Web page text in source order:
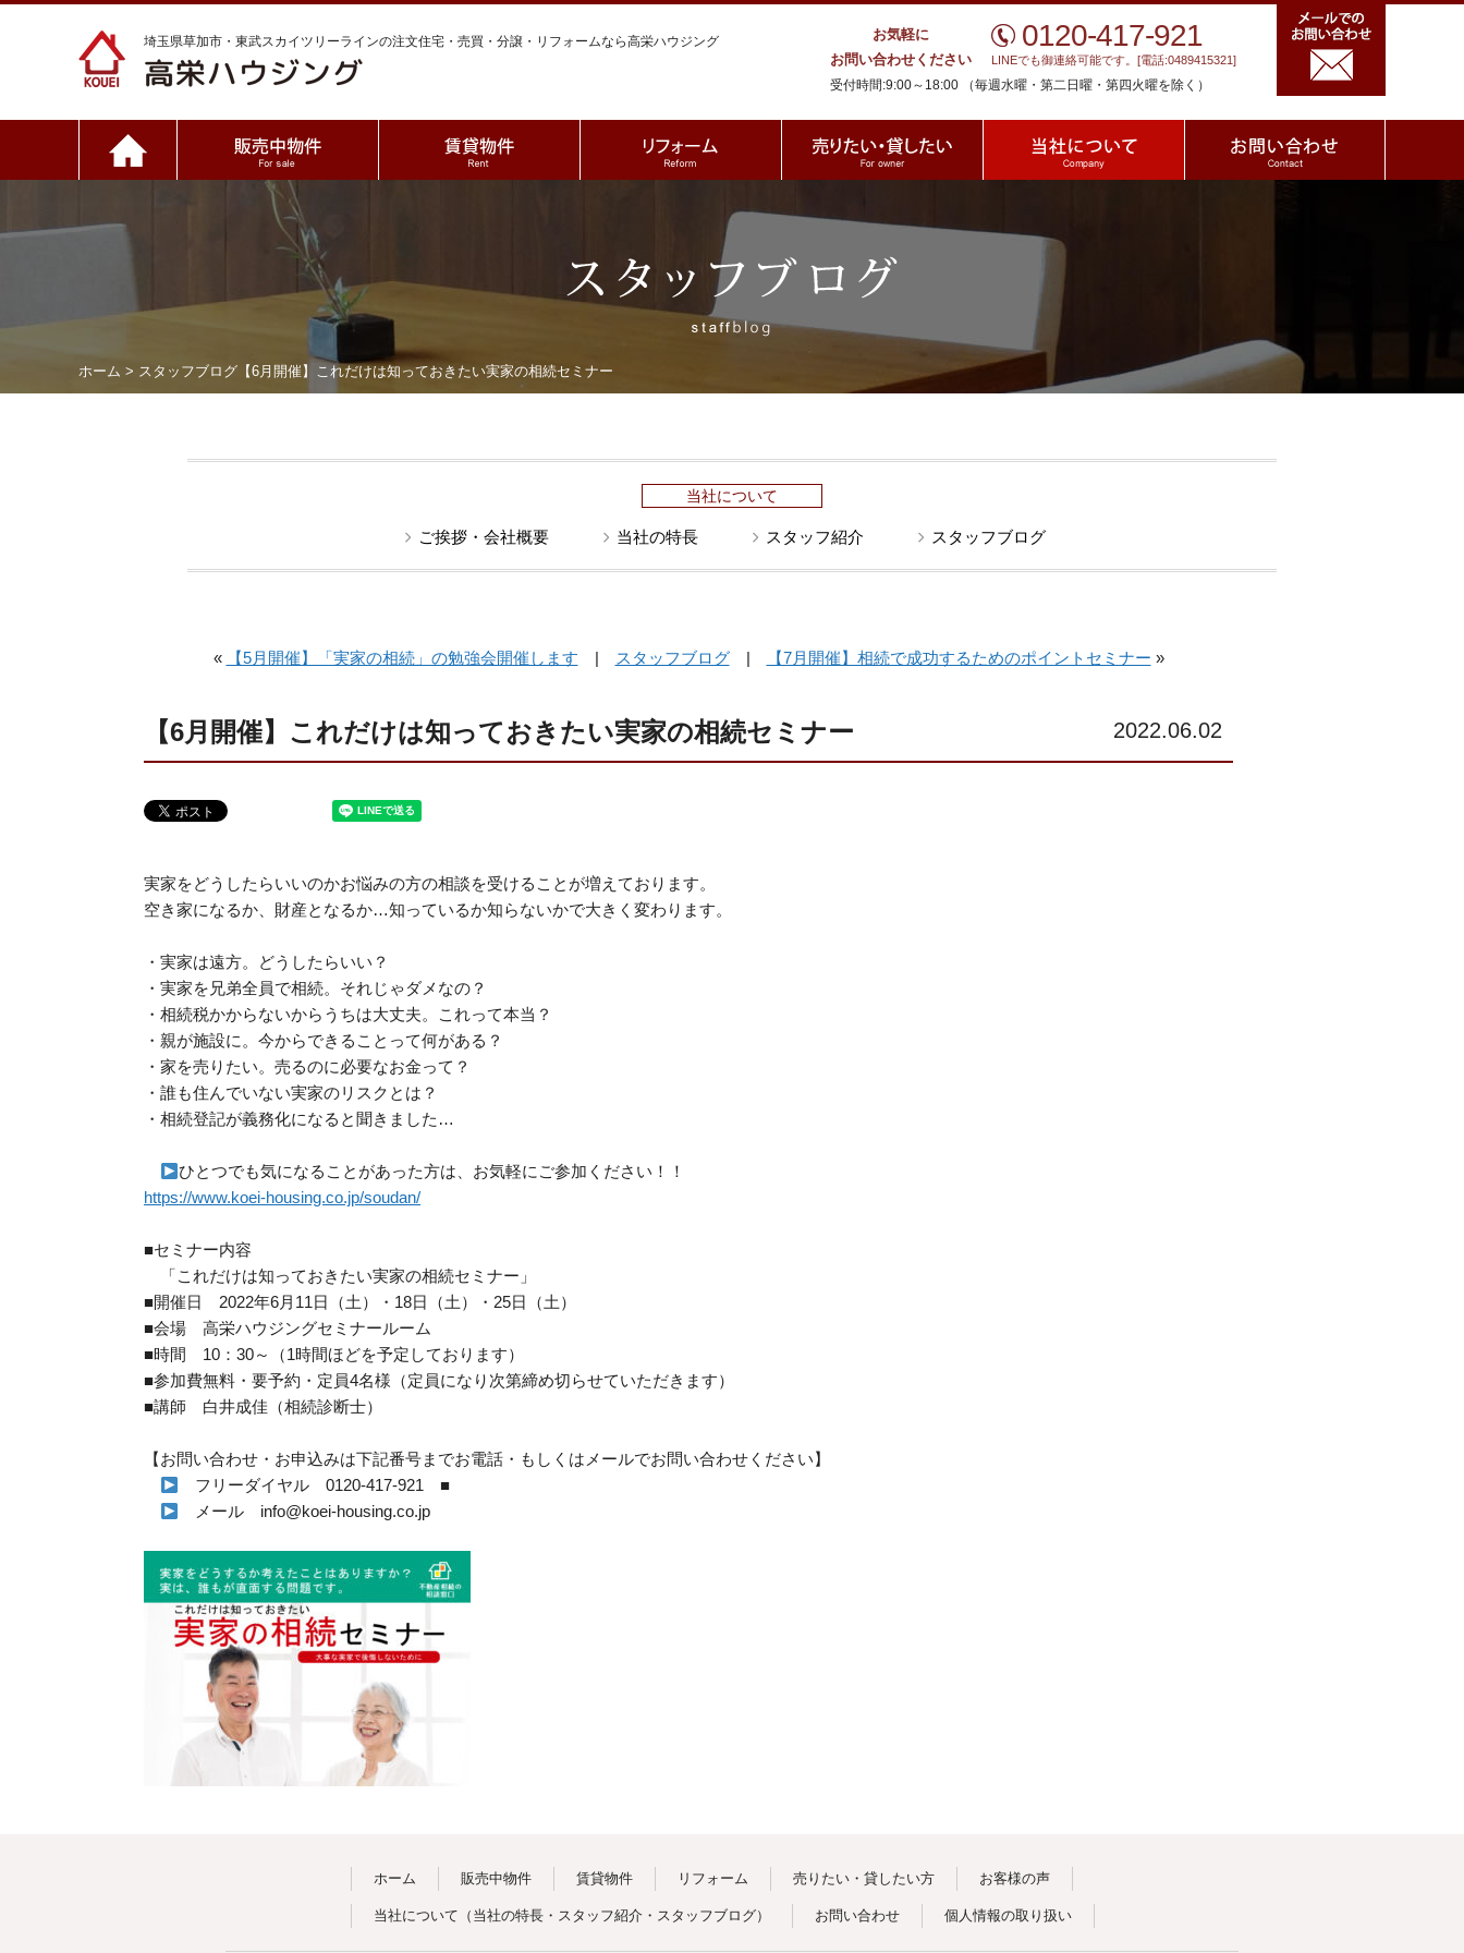
埼玉県草加市・東武スカイツリーラインの注文住宅・売買・分譲・リフォームなら高栄ハウジング
高栄ハウジング
お気軽に
お問い合わせください
0120-417-921
LINEでも御連絡可能です。[電話:0489415321]
受付時間:9:00～18:00 （毎週水曜・第二日曜・第四火曜を除く）
ホーム > スタッフブログ 【6月開催】これだけは知っておきたい実家の相続セミナー
当社について
ご挨拶・会社概要 当社の特長 スタッフ紹介 スタッフブログ
« 【5月開催】「実家の相続」の勉強会開催します | スタッフブログ| 【7月開催】相続で成功するためのポイントセミナー »
【6月開催】これだけは知っておきたい実家の相続セミナー 2022.06.02
実家をどうしたらいいのかお悩みの方の相談を受けることが増えております。
空き家になるか、財産となるか…知っているか知らないかで大きく変わります。
・実家は遠方。どうしたらいい？
・実家を兄弟全員で相続。それじゃダメなの？
・相続税かからないからうちは大丈夫。これって本当？
・親が施設に。今からできることって何がある？
・家を売りたい。売るのに必要なお金って？
・誰も住んでいない実家のリスクとは？
・相続登記が義務化になると聞きました…
ひとつでも気になることがあった方は、お気軽にご参加ください！！
https://www.koei-housing.co.jp/soudan/
■セミナー内容
「これだけは知っておきたい実家の相続セミナー」
■開催日 2022年6月11日（土）・18日（土）・25日（土）
■会場 高栄ハウジングセミナールーム
■時間 10：30～（1時間ほどを予定しております）
■参加費無料・要予約・定員4名様（定員になり次第締め切らせていただきます）
■講師 白井成佳（相続診断士）
【お問い合わせ・お申込みは下記番号までお電話・もしくはメールでお問い合わせください】
フリーダイヤル 0120-417-921 ■
メール info@koei-housing.co.jp
ホーム 販売中物件 賃貸物件 リフォーム 売りたい・貸したい方 お客様の声
当社について （ 当社の特長 ・ スタッフ紹介 ・ スタッフブログ） お問い合わせ 個人情報の取り扱い